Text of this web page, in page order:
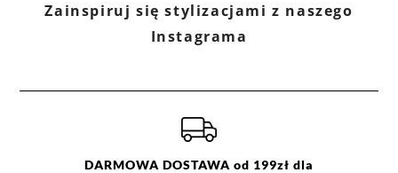
Zainspiruj się stylizacjami z naszego
Instagrama
DARMOWA DOSTAWA od 199zł dla